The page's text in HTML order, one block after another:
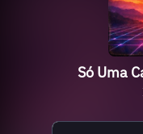
Só Uma